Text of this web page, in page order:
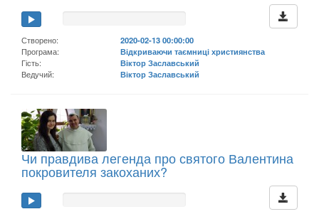
Створено:
2020-02-13 00:00:00
Програма:
Відкриваючи таємниці християнства
Гість:
Віктор Заславський
Ведучий:
Віктор Заславський
Чи правдива легенда про святого Валентина
покровителя закоханих?